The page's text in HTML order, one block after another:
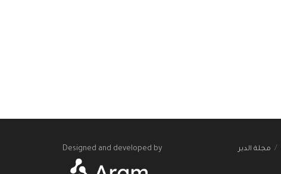
مجلة الدير Designed and developed by